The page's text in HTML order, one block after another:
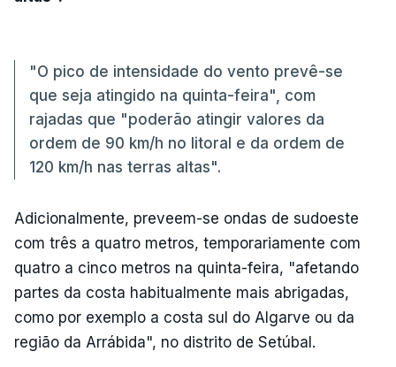
"O pico de intensidade do vento prevê-se
que seja atingido na quinta-feira", com
rajadas que "poderão atingir valores da
ordem de 90 km/h no litoral e da ordem de
120 km/h nas terras altas".
Adicionalmente, preveem-se ondas de sudoeste
com três a quatro metros, temporariamente com
quatro a cinco metros na quinta-feira, "afetando
partes da costa habitualmente mais abrigadas,
como por exemplo a costa sul do Algarve ou da
região da Arrábida", no distrito de Setúbal.